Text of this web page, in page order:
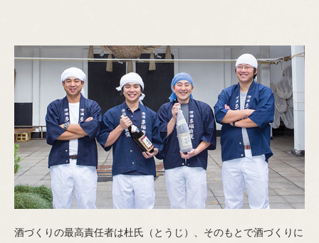
酒づくりの最高責任者は杜氏（とうじ）、そのもとで酒づくりに